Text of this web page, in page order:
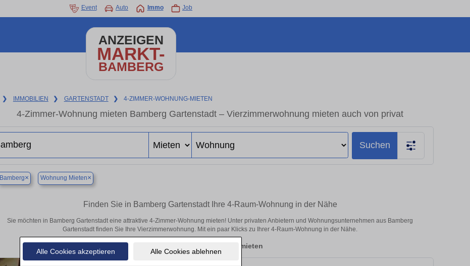
Alle Cookies akzeptieren Alle Cookies ablehnen
Event Auto Immo Job
ANZEIGEN
MARKT-
BAMBERG
❯ IMMOBILIEN ❯ GARTENSTADT ❯ 4-ZIMMER-WOHNUNG-MIETEN
4-Zimmer-Wohnung mieten Bamberg Gartenstadt – Vierzimmerwohnung mieten auch von privat
Suchen
Bamberg× Wohnung Mieten×
Finden Sie in Bamberg Gartenstadt Ihre 4-Raum-Wohnung in der Nähe
Sie möchten in Bamberg Gartenstadt eine attraktive 4-Zimmer-Wohnung mieten! Unter privaten Anbietern und Wohnungsunternehmen aus Bamberg
Gartenstadt finden Sie Ihre Vierzimmerwohnung. Mit ein paar Klicks zu Ihrer 4-Raum-Wohnung in der Nähe.
Aktuelle Wohnung zum mieten